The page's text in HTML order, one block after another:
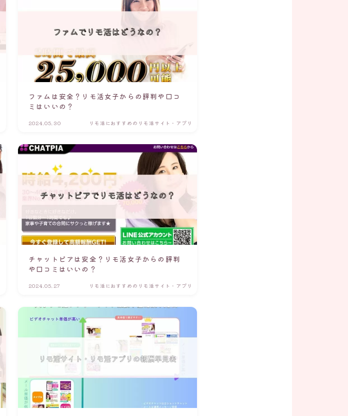
ファムは安全？リモ活女子からの評判や口コ
ミはいいの？
2024.05.30 リモ活におすすめのリモ活サイト・アプリ
チャットピアは安全？リモ活女子からの評判
や口コミはいいの？
2024.05.27 リモ活におすすめのリモ活サイト・アプリ